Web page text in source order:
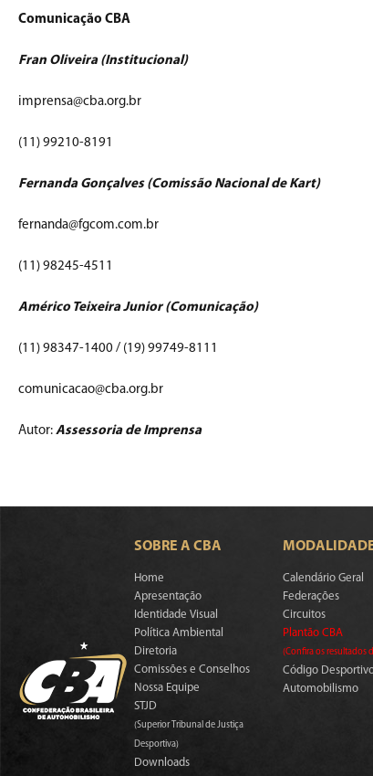
Comunicação CBA
Fran Oliveira (Institucional)
imprensa@cba.org.br
(11) 99210-8191
Fernanda Gonçalves (Comissão Nacional de Kart)
fernanda@fgcom.com.br
(11) 98245-4511
Américo Teixeira Junior (Comunicação)
(11) 98347-1400 / (19) 99749-8111
comunicacao@cba.org.br
Autor: Assessoria de Imprensa
SOBRE A CBA
Home
Apresentação
Identidade Visual
Política Ambiental
Diretoria
Comissões e Conselhos
Nossa Equipe
STJD
(Superior Tribunal de Justiça
Desportiva)
Downloads
Calendário Geral
Federações
Circuitos
Plantão CBA
(Confira os resultados
Código
Automobilismo